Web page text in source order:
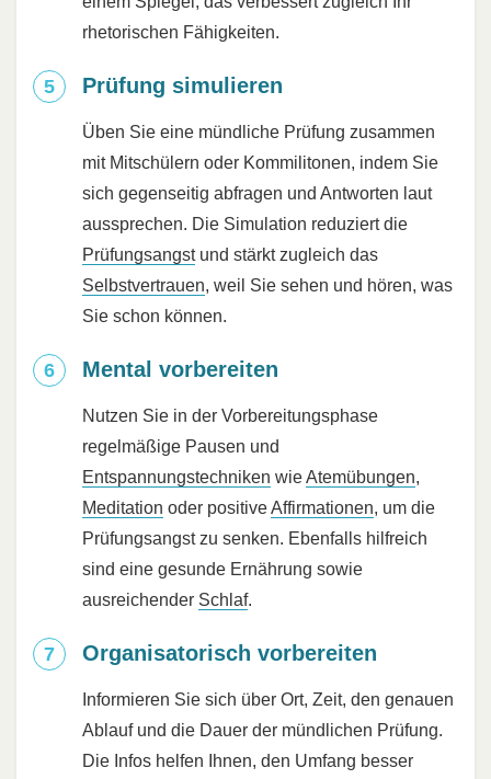
rhetorischen Fähigkeiten.
Prüfung simulieren
Üben Sie eine mündliche Prüfung zusammen
mit Mitschülern oder Kommilitonen, indem Sie
sich gegenseitig abfragen und Antworten laut
aussprechen. Die Simulation reduziert die
Prüfungsangstund stärkt zugleich das
Selbstvertrauen, weil Sie sehen und hören, was
Sie schon können.
Mental vorbereiten
Nutzen Sie in der Vorbereitungsphase
regelmäßige Pausen und
Entspannungstechniken wieAtemübungen,
Meditation oder positiveAffirmationen, um die
Prüfungsangst zu senken. Ebenfalls hilfreich
sind eine gesunde Ernährung sowie
ausreichender Schlaf.
Organisatorisch vorbereiten
Informieren Sie sich über Ort, Zeit, den genauen
Ablauf und die Dauer der mündlichen Prüfung.
Die Infos helfen Ihnen, den Umfang besser